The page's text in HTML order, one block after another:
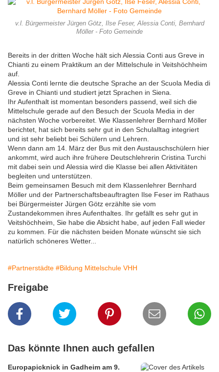
v.l. Bürgermeister Jürgen Götz, Ilse Feser, Alessia Conti, Bernhard
Möller - Foto Gemeinde
Bereits in der dritten Woche hält sich Alessia Conti aus Greve in
Chianti zu einem Praktikum an der Mittelschule in Veitshöchheim
auf.
Alessia Conti lernte die deutsche Sprache an der Scuola Media di
Greve in Chianti und studiert jetzt Sprachen in Siena.
Ihr Aufenthalt ist momentan besonders passend, weil sich die
Mittelschule gerade auf den Besuch der Scuola Media in der
nächsten Woche vorbereitet. Wie Klassenlehrer Bernhard Möller
berichtet, hat sich bereits sehr gut in den Schulalltag integriert
und ist sehr beliebt bei Schülern und Lehrern.
Wenn dann am 14. März der Bus mit den Austauschschülern hier
ankommt, wird auch ihre frühere Deutschlehrerin Cristina Turchi
mit dabei sein und Alessia wird die Klasse bei allen Aktivitäten
begleiten und unterstützen.
Beim gemeinsamen Besuch mit dem Klassenlehrer Bernhard
Möller und der Partnerschaftsbeauftragten Ilse Feser im Rathaus
bei Bürgermeister Jürgen Götz erzählte sie vom
Zustandekommen ihres Aufenthaltes. Ihr gefällt es sehr gut in
Veitshöchheim, Sie habe die Absicht habe, auf jeden Fall wieder
zu kommen. Für die nächsten beiden Monate wünscht sie sich
natürlich schöneres Wetter...
#Partnerstädte #Bildung Mittelschule VHH
Freigabe
Das könnte Ihnen auch gefallen
Europapicknick in Gadheim am 9.